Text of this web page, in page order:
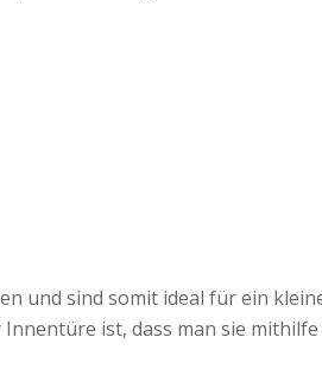
und sind somit ideal für ein
ist, dass man sie